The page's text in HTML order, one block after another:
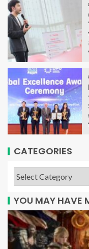
CATEGORIES
YOU MAY HAVE